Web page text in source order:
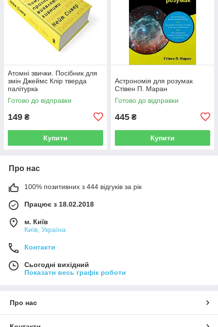
Атомні звички. Посібник для
змін Джеймс Клір тверда
палітурка
Готово до відправки
149 ₴
Купити
Астрономія для розумак
Стівен П. Маран
Готово до відправки
445 ₴
Купити
Про нас
100% позитивних з 444 відгуків за рік
Працює з 18.02.2018
м. Київ
Київ, Україна
Контакти
Сьогодні вихідний
Показати весь графік роботи
Про нас